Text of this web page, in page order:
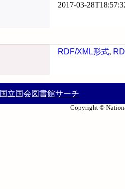
2017-03-
RDF/XML形式,
国立国会図書館サーチ
Copyright ©